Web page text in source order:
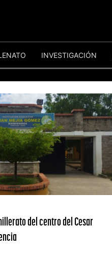
INVESTIGACIÓN
del centro del Cesar